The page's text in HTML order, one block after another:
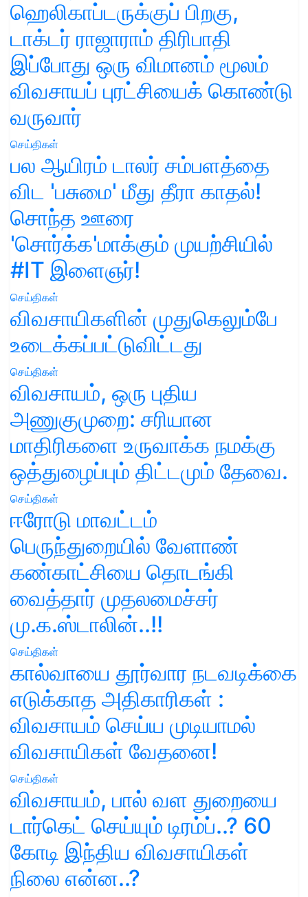
ஹெலிகாப்டருக்குப் பிறகு,
டாக்டர் ராஜாராம் திரிபாதி
இப்போது ஒரு விமானம் மூலம்
விவசாயப் புரட்சியைக் கொண்டு
வருவார்
செய்திகள்
பல ஆயிரம் டாலர் சம்பளத்தை
விட 'பசுமை' மீது தீரா காதல்!
சொந்த ஊரை
'சொர்க்க'மாக்கும் முயற்சியில்
#IT இளைஞர்!
செய்திகள்
விவசாயிகளின் முதுகெலும்பே
உடைக்கப்பட்டுவிட்டது
செய்திகள்
விவசாயம், ஒரு புதிய
அணுகுமுறை: சரியான
மாதிரிகளை உருவாக்க நமக்கு
ஒத்துழைப்பும் திட்டமும் தேவை.
செய்திகள்
ஈரோடு மாவட்டம்
பெருந்துறையில் வேளாண்
கண்காட்சியை தொடங்கி
வைத்தார் முதலமைச்சர்
மு.க.ஸ்டாலின்..!!
செய்திகள்
கால்வாயை தூர்வார நடவடிக்கை
எடுக்காத அதிகாரிகள் :
விவசாயம் செய்ய முடியாமல்
விவசாயிகள் வேதனை!
செய்திகள்
விவசாயம், பால் வள துறையை
டார்கெட் செய்யும் டிரம்ப்..? 60
கோடி இந்திய விவசாயிகள்
நிலை என்ன..?